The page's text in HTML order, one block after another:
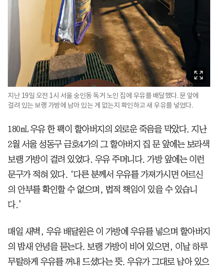
지난 19일 오전 1시 서울 숭인동 독거 노인 집에 우유를 배달했다. 문 앞에
걸려 있는 보랭 가방에 남아 있는 게 없는지 확인하고 새 우유를 넣었다.
180㎖ 우유 한 팩이 할아버지의 외로운 죽음을 막았다. 지난
2월 서울 성동구 금호4가의 그 할아버지 집 문 앞에는 보라색
보랭 가방이 걸려 있었다. 우유 주머니다. 가방 앞에는 이런
문구가 적혀 있다. ‘다른 분께서 우유를 가져가시면 어르신
의 안부를 확인할 수 없으며, 법적 책임이 있을 수 있습니
다.’
매일 새벽, 우유 배달원은 이 가방에 우유를 넣으며 할아버지
의 밤새 안녕을 묻는다. 보랭 가방이 비어 있으면, 이날 하루
무탈하게 우유를 꺼내 드셨다는 뜻. 우유가 그대로 남아 있으